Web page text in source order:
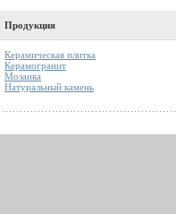
Продукция
Керамическая плитка
Керамогранит
Мозаика
Натуральный камень